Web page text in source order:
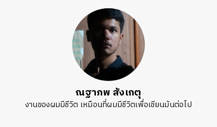
ณฐาภพ สังเกตุ
งานของผมมีชีวิต เหมือนที่ผมมีชีวิตเพื่อเขียนมันต่อไป